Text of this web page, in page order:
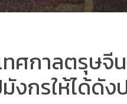
เทศกาลตรุษ
งกรให้ได้ดัง